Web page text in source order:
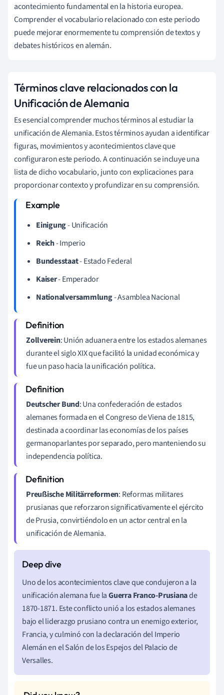
acontecimiento fundamental en la historia europea.
Comprender el vocabulario relacionado con este periodo
puede mejorar enormemente tu comprensión de textos y
debates históricos en alemán.
Términos clave relacionados con la
Unificación de Alemania
Es esencial comprender muchos términos al estudiar la
unificación de Alemania. Estos términos ayudan a identificar
figuras, movimientos y acontecimientos clave que
configuraron este periodo. A continuación se incluye una
lista de dicho vocabulario, junto con explicaciones para
proporcionar contexto y profundizar en su comprensión.
Einigung- Unificación
Reich- Imperio
Bundesstaat- Estado Federal
Kaiser- Emperador
Nationalversammlung- Asamblea Nacional
Zollverein: Unión aduanera entre los estados alemanes
durante el siglo XIX que facilitó la unidad económica y
fue un paso hacia la unificación política.
Deutscher Bund: Una confederación de estados
alemanes formada en el Congreso de Viena de 1815,
destinada a coordinar las economías de los países
germanoparlantes por separado, pero manteniendo su
independencia política.
Preußische Militärreformen: Reformas militares
prusianas que reforzaron significativamente el ejército
de Prusia, convirtiéndolo en un actor central en la
unificación de Alemania.
Uno de los acontecimientos clave que condujeron a la
unificación alemana fue laGuerra Franco-Prusianade
1870-1871. Este conflicto unió a los estados alemanes
bajo el liderazgo prusiano contra un enemigo exterior,
Francia, y culminó con la declaración del Imperio
Alemán en el Salón de los Espejos del Palacio de
Versalles.